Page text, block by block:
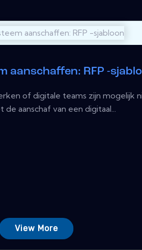
aanschaffen: RFP -
of digitale teams zijn mogelijk
aanschaf van een digitaal...
View More